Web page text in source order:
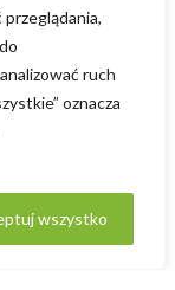
ruch
oznacza
wszystko